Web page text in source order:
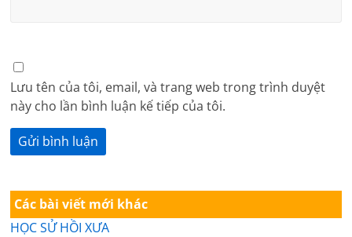
Lưu tên của tôi, email, và trang web trong trình duyệt
này cho lần bình luận kế tiếp của tôi.
Các bài viết mới khác
HỌC SỬ HỒI XƯA